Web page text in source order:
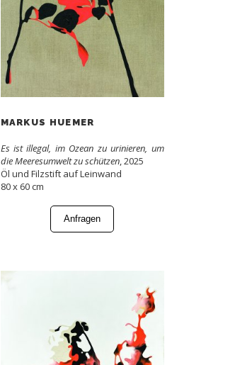
MARKUS HUEMER
Es ist illegal, im Ozean zu urinieren, um
die Meeresumwelt zu schützen, 2025
Öl und Filzstift auf Leinwand
80 x 60 cm
Anfragen